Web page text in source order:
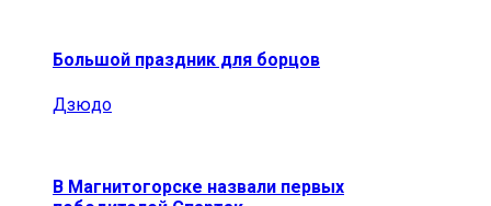
Большой праздник для борцов
Дзюдо
В Магнитогорске назвали первых